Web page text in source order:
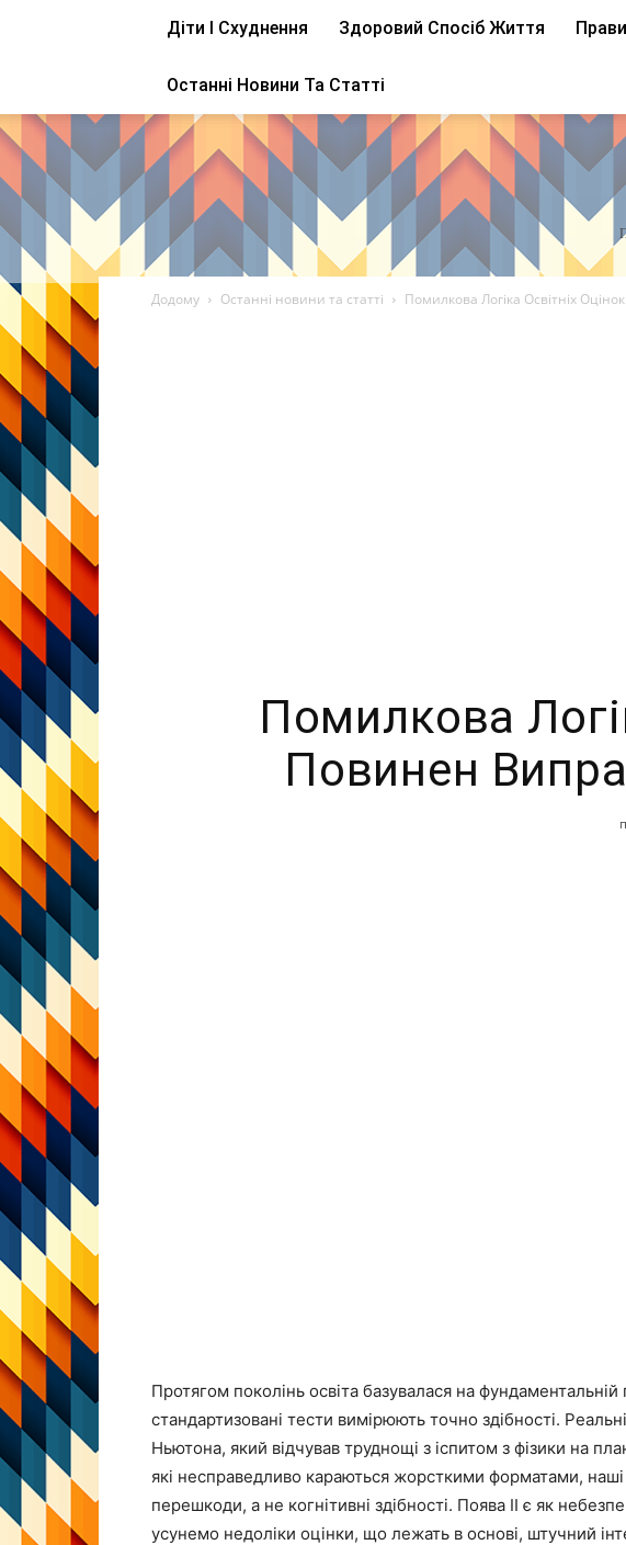
Діти І Схуднення Здоровий Спосіб Життя
Останні Новини Та Статті
Додому Останні новини та статті Помилкова Логіка Освітніх
Помилкова
Повинен
Протягом поколінь освіта базувалася на
стандартизовані тести вимірюють точно здібності.
Ньютона, який відчував труднощі з іспитом з фізики на
які несправедливо караються жорсткими форматами,
перешкоди, а не когнітивні здібності. Поява ІІ є як
усунемо недоліки оцінки, що лежать в основі, штучний